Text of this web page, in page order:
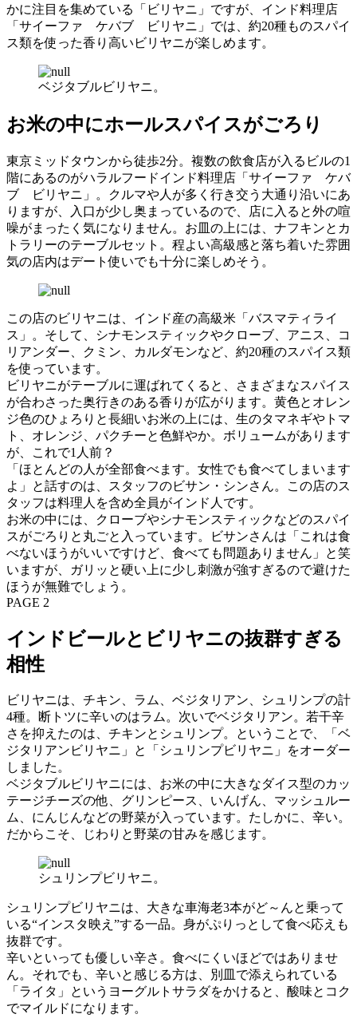
かに注目を集めている「ビリヤニ」ですが、インド料理店
「サイーファ ケバブ ビリヤニ」では、約20種ものスパイ
ス類を使った香り高いビリヤニが楽しめます。
ベジタブルビリヤニ。
お米の中にホールスパイスがごろり
東京ミッドタウンから徒歩2分。複数の飲食店が入るビルの1
階にあるのがハラルフードインド料理店「サイーファ ケバ
ブ ビリヤニ」。クルマや人が多く行き交う大通り沿いにあ
りますが、入口が少し奥まっているので、店に入ると外の喧
噪がまったく気になりません。お皿の上には、ナフキンとカ
トラリーのテーブルセット。程よい高級感と落ち着いた雰囲
気の店内はデート使いでも十分に楽しめそう。
この店のビリヤニは、インド産の高級米「バスマティライ
ス」。そして、シナモンスティックやクローブ、アニス、コ
リアンダー、クミン、カルダモンなど、約20種のスパイス類
を使っています。
ビリヤニがテーブルに運ばれてくると、さまざまなスパイス
が合わさった奥行きのある香りが広がります。黄色とオレン
ジ色のひょろりと長細いお米の上には、生のタマネギやトマ
ト、オレンジ、パクチーと色鮮やか。ボリュームがあります
が、これで1人前？
「ほとんどの人が全部食べます。女性でも食べてしまいます
よ」と話すのは、スタッフのビサン・シンさん。この店のス
タッフは料理人を含め全員がインド人です。
お米の中には、クローブやシナモンスティックなどのスパイ
スがごろりと丸ごと入っています。ビサンさんは「これは食
べないほうがいいですけど、食べても問題ありません」と笑
いますが、ガリッと硬い上に少し刺激が強すぎるので避けた
ほうが無難でしょう。
PAGE 2
インドビールとビリヤニの抜群すぎる
相性
ビリヤニは、チキン、ラム、ベジタリアン、シュリンプの計
4種。断トツに辛いのはラム。次いでベジタリアン。若干辛
さを抑えたのは、チキンとシュリンプ。ということで、「ベ
ジタリアンビリヤニ」と「シュリンプビリヤニ」をオーダー
しました。
ベジタブルビリヤニには、お米の中に大きなダイス型のカッ
テージチーズの他、グリンピース、いんげん、マッシュルー
ム、にんじんなどの野菜が入っています。たしかに、辛い。
だからこそ、じわりと野菜の甘みを感じます。
シュリンプビリヤニ。
シュリンプビリヤニは、大きな車海老3本がど～んと乗って
いる“インスタ映え”する一品。身がぷりっとして食べ応えも
抜群です。
辛いといっても優しい辛さ。食べにくいほどではありませ
ん。それでも、辛いと感じる方は、別皿で添えられている
「ライタ」というヨーグルトサラダをかけると、酸味とコク
でマイルドになります。